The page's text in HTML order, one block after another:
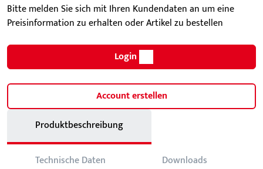
Bitte melden Sie sich mit Ihren Kundendaten an um eine
Preisinformation zu erhalten oder Artikel zu bestellen
Login
Account erstellen
Produktbeschreibung
Technische Daten Downloads